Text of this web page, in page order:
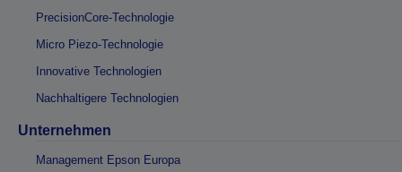
PrecisionCore-Technologie
Micro Piezo-Technologie
Innovative Technologien
Nachhaltigere Technologien
Unternehmen
Management Epson Europa